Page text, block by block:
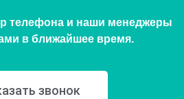
телефона и наши менеджеры
в ближайшее время.
звонок